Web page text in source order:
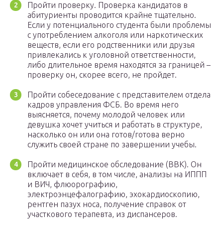
Пройти проверку. Проверка кандидатов в
абитуриенты проводится крайне тщательно.
Если у потенциального студента были проблемы
с употреблением алкоголя или наркотических
веществ, если его родственники или друзья
привлекались к уголовной ответственности,
либо длительное время находятся за границей –
проверку он, скорее всего, не пройдет.
Пройти собеседование с представителем отдела
кадров управления ФСБ. Во время него
выясняется, почему молодой человек или
девушка хочет учиться и работать в структуре,
насколько он или она готов/готова верно
служить своей стране по завершении учебы.
Пройти медицинское обследование (ВВК). Он
включает в себя, в том числе, анализы на ИППП
и ВИЧ, флюорографию,
электроэнцефалографию, эхокардиоскопию,
рентген пазух носа, получение справок от
участкового терапевта, из диспансеров.